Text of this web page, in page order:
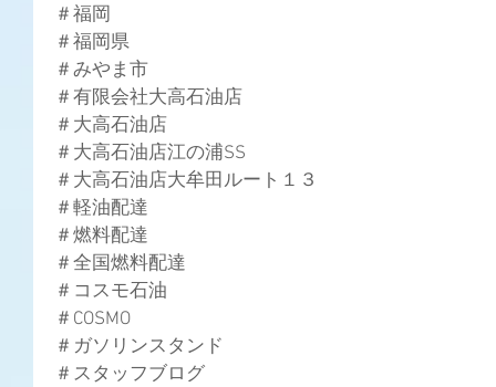
＃福岡
＃福岡県
＃みやま市
＃有限会社大高石油店
＃大高石油店
＃大高石油店江の浦SS
＃大高石油店大牟田ルート１３
＃軽油配達
＃燃料配達
＃全国燃料配達
＃コスモ石油
＃COSMO
＃ガソリンスタンド
＃スタッフブログ